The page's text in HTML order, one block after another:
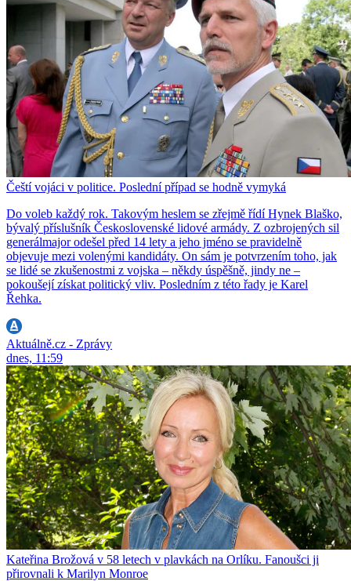
Čeští vojáci v politice. Poslední případ se hodně vymyká
Do voleb každý rok. Takovým heslem se zřejmě řídí Hynek Blaško,
bývalý příslušník Československé lidové armády. Z ozbrojených sil
generálmajor odešel před 14 lety a jeho jméno se pravidelně
objevuje mezi volenými kandidáty. On sám je potvrzením toho, jak
se lidé se zkušenostmi z vojska – někdy úspěšně, jindy ne –
pokoušejí získat politický vliv. Posledním z této řady je Karel
Řehka.
Aktuálně.cz - Zprávy
dnes, 11:59
Kateřina Brožová v 58 letech v plavkách na Orlíku. Fanoušci ji
přirovnali k Marilyn Monroe